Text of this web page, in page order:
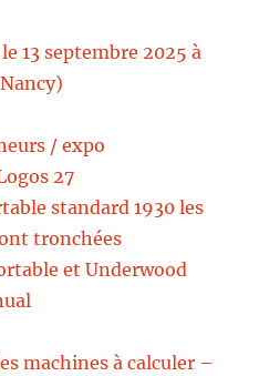
13 septembre 2025 à
/ expo
27
standard 1930 les
tronchées
et Underwood
machines à calculer –